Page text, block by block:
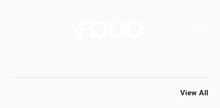
View All